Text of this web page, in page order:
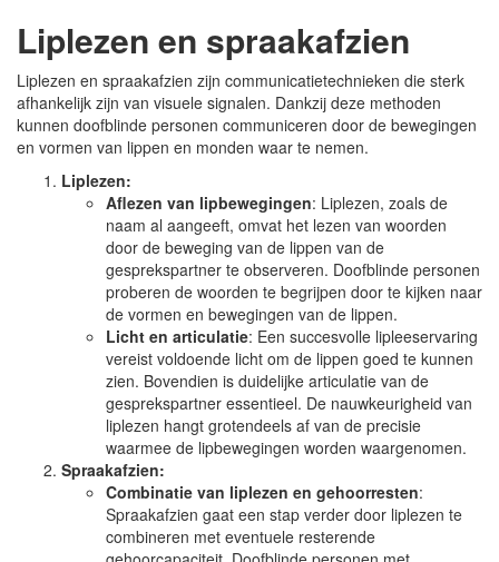
Liplezen en spraakafzien
Liplezen en spraakafzien zijn communicatietechnieken die sterk
afhankelijk zijn van visuele signalen. Dankzij deze methoden
kunnen doofblinde personen communiceren door de bewegingen
en vormen van lippen en monden waar te nemen.
Liplezen:
Aflezen van lipbewegingen: Liplezen, zoals de
naam al aangeeft, omvat het lezen van woorden
door de beweging van de lippen van de
gesprekspartner te observeren. Doofblinde personen
proberen de woorden te begrijpen door te kijken naar
de vormen en bewegingen van de lippen.
Licht en articulatie: Een succesvolle lipleeservaring
vereist voldoende licht om de lippen goed te kunnen
zien. Bovendien is duidelijke articulatie van de
gesprekspartner essentieel. De nauwkeurigheid van
liplezen hangt grotendeels af van de precisie
waarmee de lipbewegingen worden waargenomen.
Spraakafzien:
Combinatie van liplezen en gehoorresten:
Spraakafzien gaat een stap verder door liplezen te
combineren met eventuele resterende